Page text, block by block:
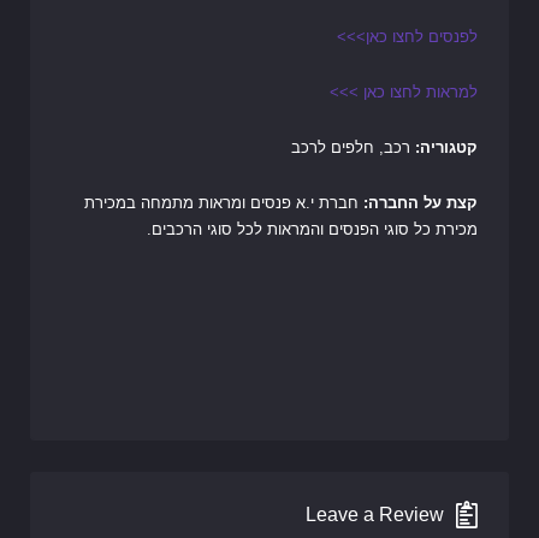
לפנסים לחצו כאן>>>
למראות לחצו כאן >>>
קטגוריה: רכב, חלפים לרכב
קצת על החברה: חברת י.א פנסים ומראות מתמחה במכירת
מכירת כל סוגי הפנסים והמראות לכל סוגי הרכבים.
Leave a Review